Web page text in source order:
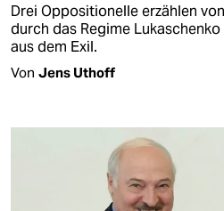
Drei Oppositionelle erzählen
durch das Regime
aus dem Exil.
Von Jens Uthoff